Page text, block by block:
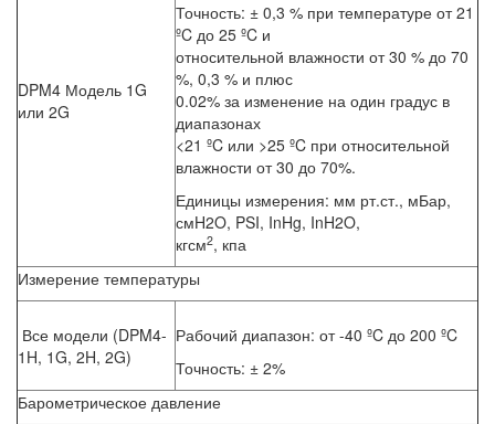
DPM4 Модель 1G
или 2G
Точность: ± 0,3 % при температуре от 21
ºC до 25 ºC и
относительной влажности от 30 % до 70
%, 0,3 % и плюс
0.02% за изменение на один градус в
диапазонах
<21 ºC или >25 ºC при относительной
влажности от 30 до 70%.
Единицы измерения: мм рт.ст., мБар,
смH2O, PSI, InHg, InH2O,
кгсм2, кпа
Измерение температуры
Все модели (DPM4-
1H, 1G, 2H, 2G)
Рабочий диапазон: от -40 ºC до 200 ºC
Точность: ± 2%
Барометрическое давление